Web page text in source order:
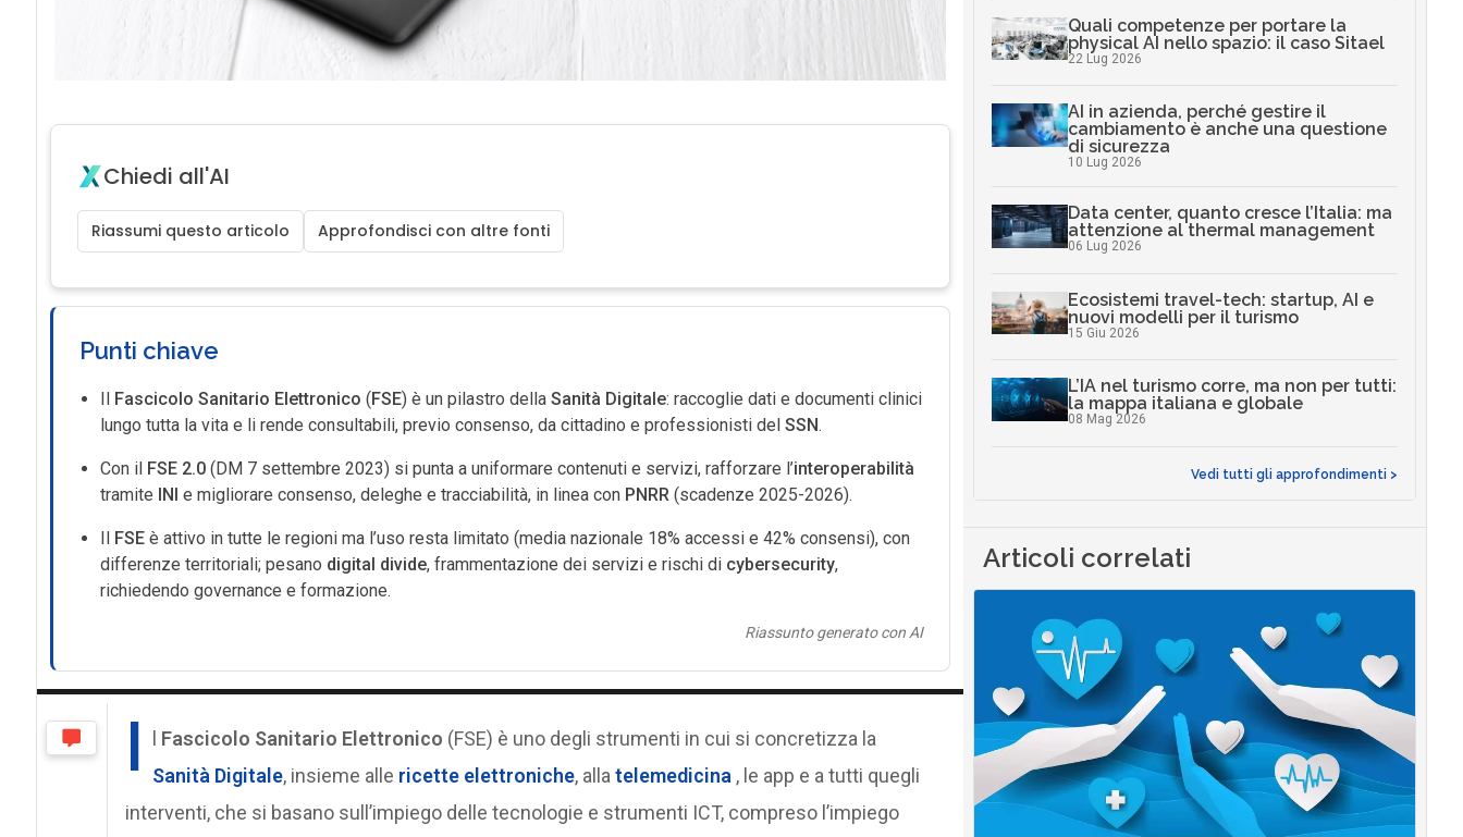
Chiedi all'AI
Riassumi questo articolo Approfondisci con altre fonti
Punti chiave
Fascicolo Sanitario Elettronico ( FSE) è un pilastro della Sanità Digitale: raccoglie dati e documenti clinici
lungo tutta la vita e li rende consultabili, previo consenso, da cittadino e professionisti del SSN.
Con il FSE 2.0(DM 7 settembre 2023) si punta a uniformare contenuti e servizi, rafforzare l’interoperabilità
tramite
INI e migliorare consenso, deleghe e tracciabilità, in linea con PNRR(scadenze 2025-2026).
FSEè attivo in tutte le regioni ma l’uso resta limitato (media nazionale 18% accessi e 42% consensi), con
differenze territoriali; pesano digital divide, frammentazione dei servizi e rischi di cybersecurity,
richiedendo governance e formazione.
Riassunto generato con AI
I Fascicolo Sanitario Elettronico (FSE) è uno degli strumenti in cui si concretizza la
Sanità Digitale, insieme alle ricette elettroniche, allatelemedicina , le app e a tutti quegli
interventi, che si basano sull’impiego delle tecnologie e strumenti ICT, compreso l’impiego
Quali competenze per portare la
physical AI nello spazio: il caso Sitael
22 Lug 2026
AI in azienda, perché gestire il
cambiamento è anche una questione
di sicurezza
10 Lug 2026
Data center, quanto cresce l’Italia: ma
attenzione al thermal management
06 Lug 2026
Ecosistemi travel-tech: startup, AI e
nuovi modelli per il turismo
15 Giu 2026
L’IA nel turismo corre, ma non per tutti:
la mappa italiana e globale
08 Mag 2026
Vedi tutti gli approfondimenti >
Articoli correlati